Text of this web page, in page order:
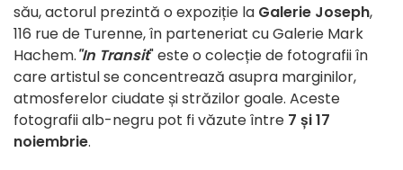
său, actorul prezintă o expoziție la Galerie Joseph,
116 rue de Turenne, în parteneriat cu Galerie Mark
Hachem."In Transit" este o colecție de fotografii în
care artistul se concentrează asupra marginilor,
atmosferelor ciudate și străzilor goale. Aceste
fotografii alb-negru pot fi văzute între 7 și 17
noiembrie.